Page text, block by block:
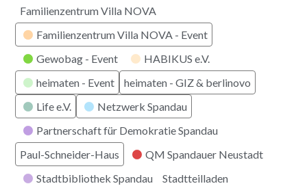
Familienzentrum Villa NOVA
Familienzentrum Villa NOVA - Event
Gewobag - Event
HABIKUS e.V.
heimaten - Event
heimaten - GIZ & berlinovo
Life e.V.
Netzwerk Spandau
Partnerschaft für Demokratie Spandau
Paul-Schneider-Haus
QM Spandauer Neustadt
Stadtbibliothek Spandau
Stadtteilladen